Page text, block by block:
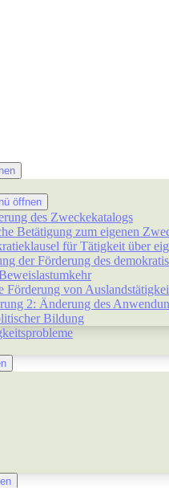
öffnen
des Zweckekatalogs
Betätigung zum eigenen
für Tätigkeit über
der Förderung des
Förderung von
2: Änderung des
Bildung